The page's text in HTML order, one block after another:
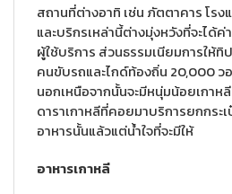
สถานที่ต่างอาทิ เช่น ภัตตาคาร โร
และบริกรเหล่านี้ต่างมุ่งหวังที่จะได้
ผู้ใช้บริการ ส่วนธรรมเนียมการให้
คนขับรถและไกด์ท้องถิ่น 20,000 ว
นอกเหนือจากนั้นจะมีหนุ่มน้อยเกาห
ดาราเกาหลีที่คอยมาบริการยกกระ
อาหารนั้นแล้วแต่น้ำใจที่จะมีให้
อาหารเกาหลี